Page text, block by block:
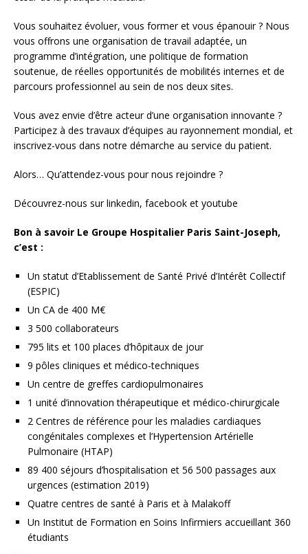
Vous souhaitez évoluer, vous former et vous épanouir ? Nous
vous offrons une organisation de travail adaptée, un
programme d’intégration, une politique de formation
soutenue, de réelles opportunités de mobilités internes et de
parcours professionnel au sein de nos deux sites.
Vous avez envie d’être acteur d’une organisation innovante ?
Participez à des travaux d’équipes au rayonnement mondial, et
inscrivez-vous dans notre démarche au service du patient.
Alors… Qu’attendez-vous pour nous rejoindre ?
Découvrez-nous sur linkedin, facebook et youtube
Bon à savoir Le Groupe Hospitalier Paris Saint-Joseph,
c’est :
Un statut d’Etablissement de Santé Privé d’Intérêt Collectif
(ESPIC)
Un CA de 400 M€
3 500 collaborateurs
795 lits et 100 places d’hôpitaux de jour
9 pôles cliniques et médico-techniques
Un centre de greffes cardiopulmonaires
1 unité d’innovation thérapeutique et médico-chirurgicale
2 Centres de référence pour les maladies cardiaques
congénitales complexes et l’Hypertension Artérielle
Pulmonaire (HTAP)
89 400 séjours d’hospitalisation et 56 500 passages aux
urgences (estimation 2019)
Quatre centres de santé à Paris et à Malakoff
Un Institut de Formation en Soins Infirmiers accueillant 360
étudiants